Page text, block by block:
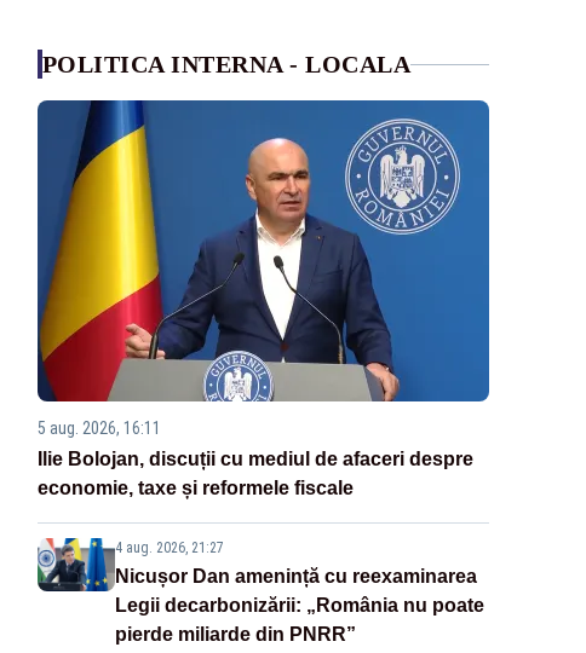
POLITICA INTERNA - LOCALA
5 aug. 2026, 16:11
Ilie Bolojan, discuții cu mediul de afaceri despre
economie, taxe și reformele fiscale
4 aug. 2026, 21:27
Nicușor Dan amenință cu reexaminarea
Legii decarbonizării: „România nu poate
pierde miliarde din PNRR”